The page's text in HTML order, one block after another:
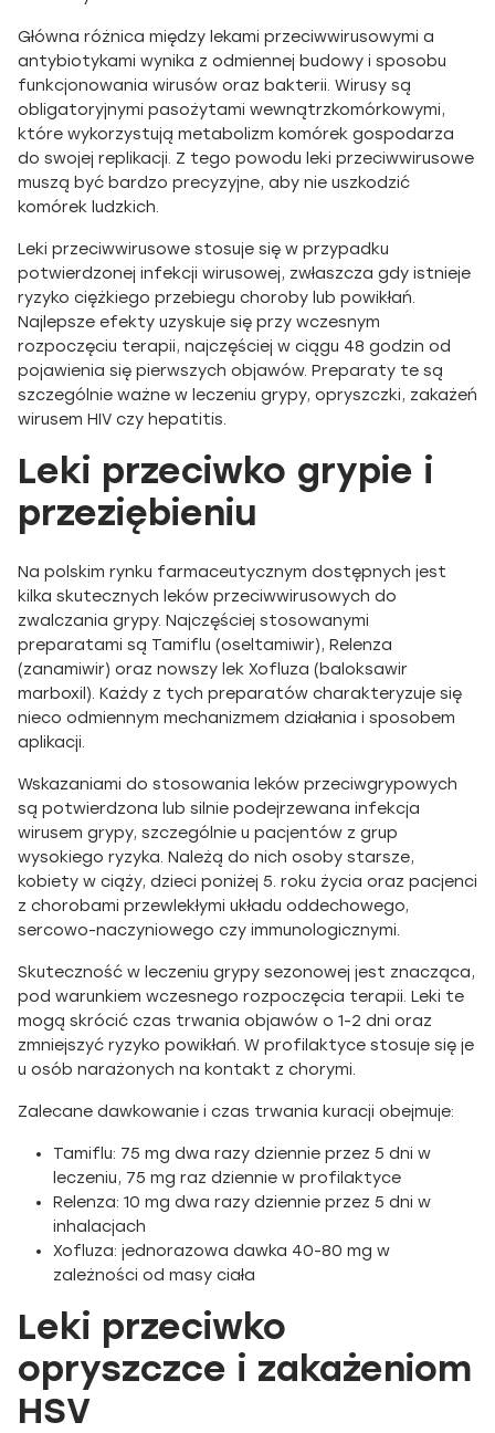
Główna różnica między lekami przeciwwirusowymi a
antybiotykami wynika z odmiennej budowy i sposobu
funkcjonowania wirusów oraz bakterii. Wirusy są
obligatoryjnymi pasożytami wewnątrzkomórkowymi,
które wykorzystują metabolizm komórek gospodarza
do swojej replikacji. Z tego powodu leki przeciwwirusowe
muszą być bardzo precyzyjne, aby nie uszkodzić
komórek ludzkich.
Leki przeciwwirusowe stosuje się w przypadku
potwierdzonej infekcji wirusowej, zwłaszcza gdy istnieje
ryzyko ciężkiego przebiegu choroby lub powikłań.
Najlepsze efekty uzyskuje się przy wczesnym
rozpoczęciu terapii, najczęściej w ciągu 48 godzin od
pojawienia się pierwszych objawów. Preparaty te są
szczególnie ważne w leczeniu grypy, opryszczki, zakażeń
wirusem HIV czy hepatitis.
Leki przeciwko grypie i
przeziębieniu
Na polskim rynku farmaceutycznym dostępnych jest
kilka skutecznych leków przeciwwirusowych do
zwalczania grypy. Najczęściej stosowanymi
preparatami są Tamiflu (oseltamiwir), Relenza
(zanamiwir) oraz nowszy lek Xofluza (baloksawir
marboxil). Każdy z tych preparatów charakteryzuje się
nieco odmiennym mechanizmem działania i sposobem
aplikacji.
Wskazaniami do stosowania leków przeciwgrypowych
są potwierdzona lub silnie podejrzewana infekcja
wirusem grypy, szczególnie u pacjentów z grup
wysokiego ryzyka. Należą do nich osoby starsze,
kobiety w ciąży, dzieci poniżej 5. roku życia oraz pacjenci
z chorobami przewlekłymi układu oddechowego,
sercowo-naczyniowego czy immunologicznymi.
Skuteczność w leczeniu grypy sezonowej jest znacząca,
pod warunkiem wczesnego rozpoczęcia terapii. Leki te
mogą skrócić czas trwania objawów o 1-2 dni oraz
zmniejszyć ryzyko powikłań. W profilaktyce stosuje się je
u osób narażonych na kontakt z chorymi.
Zalecane dawkowanie i czas trwania kuracji obejmuje:
Tamiflu: 75 mg dwa razy dziennie przez 5 dni w
leczeniu, 75 mg raz dziennie w profilaktyce
Relenza: 10 mg dwa razy dziennie przez 5 dni w
inhalacjach
Xofluza: jednorazowa dawka 40-80 mg w
zależności od masy ciała
Leki przeciwko
opryszczce i zakażeniom
HSV